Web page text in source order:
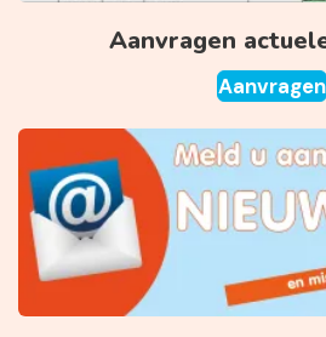
Aanvragen
Aanvragen